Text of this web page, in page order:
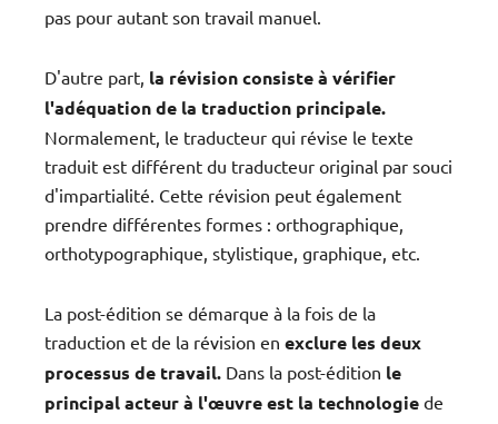
pas pour autant son travail manuel.
D'autre part, la révision consiste à vérifier
l'adéquation de la traduction principale.
Normalement, le traducteur qui révise le texte
traduit est différent du traducteur original par souci
d'impartialité. Cette révision peut également
prendre différentes formes : orthographique,
orthotypographique, stylistique, graphique, etc.
La post-édition se démarque à la fois de la
traduction et de la révision en exclure les deux
processus de travail. Dans la post-édition le
principal acteur à l'œuvre est la technologie de